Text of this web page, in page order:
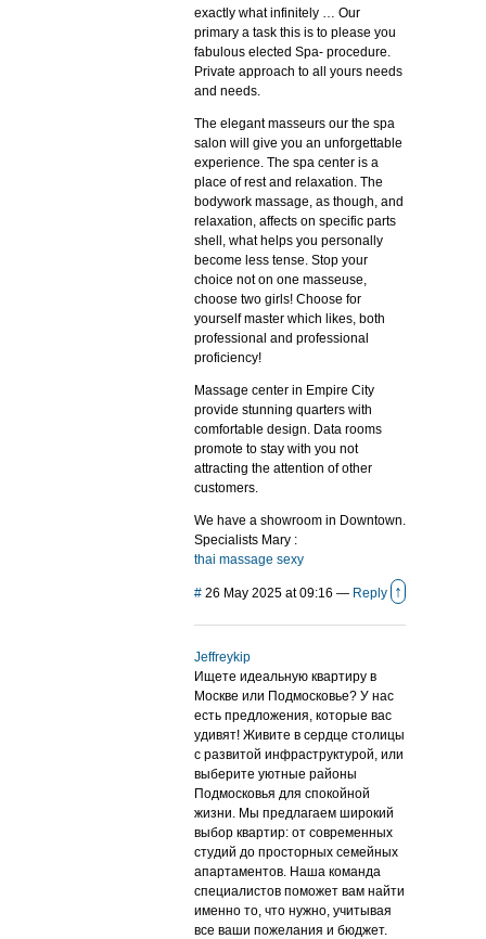
exactly what infinitely … Our
primary а task this is to please you
fabulous elected Spa- procedure.
Private approach to all yours needs
and needs.
The elegant masseurs our the spa
salon will give you an unforgettable
experience. The spa center is a
place of rest and relaxation. The
bodywork massage, as though, and
relaxation, affects on specific parts
shell, what helps you personally
become less tense. Stop your
choice not on one masseuse,
choose two girls! Choose for
yourself master which likes, both
professional and professional
proficiency!
Massage center in Empire City
provide stunning quarters with
comfortable design. Data rooms
promote to stay with you not
attracting the attention of other
customers.
We have a showroom in Downtown.
Specialists Mary :
thai massage sexy
# 26 May 2025 at 09:16 — Reply ↑
Jeffreykip
Ищете идеальную квартиру в
Москве или Подмосковье? У нас
есть предложения, которые вас
удивят! Живите в сердце столицы
с развитой инфраструктурой, или
выберите уютные районы
Подмосковья для спокойной
жизни. Мы предлагаем широкий
выбор квартир: от современных
студий до просторных семейных
апартаментов. Наша команда
специалистов поможет вам найти
именно то, что нужно, учитывая
все ваши пожелания и бюджет.